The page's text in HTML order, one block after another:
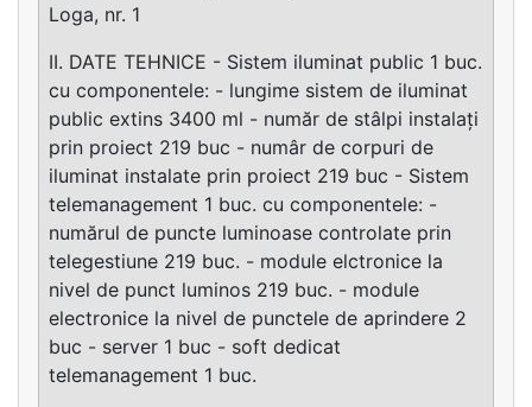
Loga, nr. 1
II. DATE TEHNICE - Sistem iluminat public 1 buc.
cu componentele: - lungime sistem de iluminat
public extins 3400 ml - număr de stâlpi instalați
prin proiect 219 buc - numâr de corpuri de
iluminat instalate prin proiect 219 buc - Sistem
telemanagement 1 buc. cu componentele: -
numărul de puncte luminoase controlate prin
telegestiune 219 buc. - module elctronice la
nivel de punct luminos 219 buc. - module
electronice la nivel de punctele de aprindere 2
buc - server 1 buc - soft dedicat
telemanagement 1 buc.